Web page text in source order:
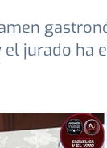
jurado ha